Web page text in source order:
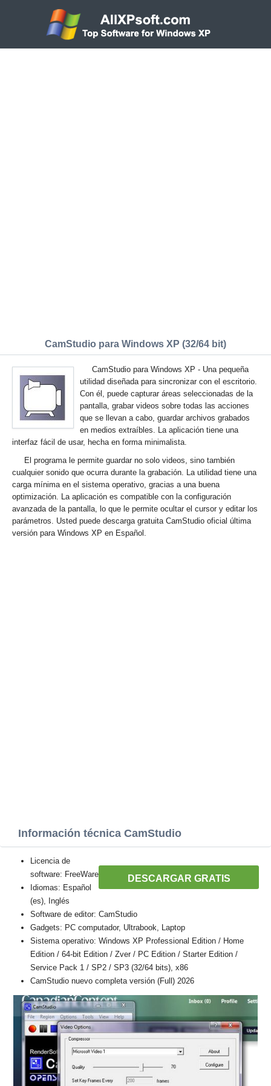
CamStudio para Windows XP (32/64 bit)
CamStudio para Windows XP - Una pequeña
utilidad diseñada para sincronizar con el escritorio.
Con él, puede capturar áreas seleccionadas de la
pantalla, grabar videos sobre todas las acciones
que se llevan a cabo, guardar archivos grabados
en medios extraíbles. La aplicación tiene una
interfaz fácil de usar, hecha en forma minimalista.
El programa le permite guardar no solo videos, sino también
cualquier sonido que ocurra durante la grabación. La utilidad tiene una
carga mínima en el sistema operativo, gracias a una buena
optimización. La aplicación es compatible con la configuración
avanzada de la pantalla, lo que le permite ocultar el cursor y editar los
parámetros. Usted puede descarga gratuita CamStudio oficial última
versión para Windows XP en Español.
Información técnica CamStudio
DESCARGAR GRATIS
Licencia de
software: FreeWare
Idiomas: Español
(es), Inglés
Software de editor: CamStudio
Gadgets: PC computador, Ultrabook, Laptop
Sistema operativo: Windows XP Professional Edition / Home
Edition / 64-bit Edition / Zver / PC Edition / Starter Edition /
Service Pack 1 / SP2 / SP3 (32/64 bits), x86
CamStudio nuevo completa versión (Full) 2026